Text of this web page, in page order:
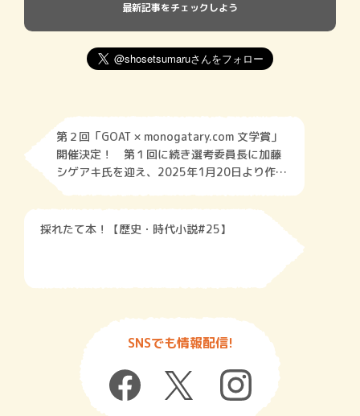
最新記事をチェックしよう
第２回「GOAT × monogatary.com 文学賞」
開催決定！ 第１回に続き選考委員長に加藤
シゲアキ氏を迎え、2025年1月20日より作品
を募集します。
採れたて本！【歴史・時代小説#25】
SNSでも情報配信!